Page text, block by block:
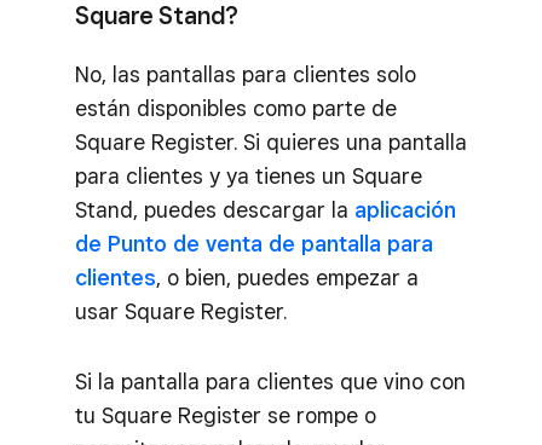
Square Stand?
No, las pantallas para clientes solo
están disponibles como parte de
Square Register. Si quieres una pantalla
para clientes y ya tienes un Square
Stand, puedes descargar la aplicación
de Punto de venta de pantalla para
clientes, o bien, puedes empezar a
usar Square Register.
Si la pantalla para clientes que vino con
tu Square Register se rompe o